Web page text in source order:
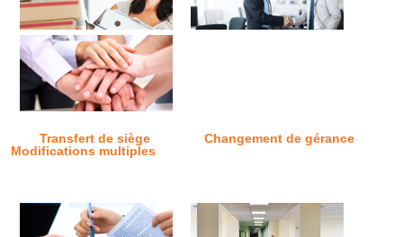
Transfert de siège
Changement de gérance
Modifications multiples